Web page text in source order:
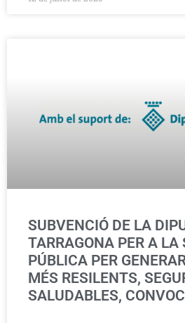
SUBVENCIÓ DE LA
TARRAGONA PER A LA
PÚBLICA PER
MÉS RESILENTS,
SALUDABLES,